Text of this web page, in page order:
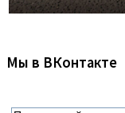
Мы в ВКонтакте